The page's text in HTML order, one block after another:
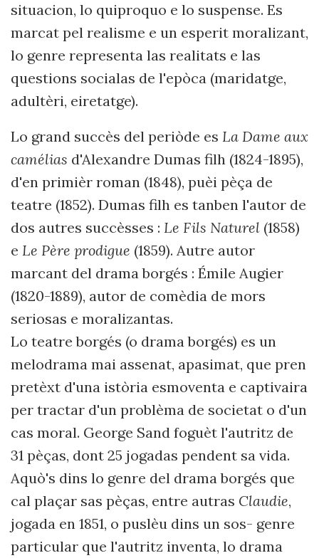
situacion, lo quiproquo e lo suspense. Es
marcat pel realisme e un esperit moralizant,
lo genre representa las realitats e las
questions socialas de l'epòca (maridatge,
adultèri, eiretatge).
Lo grand succès del periòde es La Dame aux
camélias d'Alexandre Dumas filh (1824-1895),
d'en primièr roman (1848), puèi pèça de
teatre (1852). Dumas filh es tanben l'autor de
dos autres succèsses : Le Fils Naturel (1858)
e Le Père prodigue (1859). Autre autor
marcant del drama borgés : Émile Augier
(1820-1889), autor de comèdia de mors
seriosas e moralizantas.
Lo teatre borgés (o drama borgés) es un
melodrama mai assenat, apasimat, que pren
pretèxt d'una istòria esmoventa e captivaira
per tractar d'un problèma de societat o d'un
cas moral. George Sand foguèt l'autritz de
31 pèças, dont 25 jogadas pendent sa vida.
Aquò's dins lo genre del drama borgés que
cal plaçar sas pèças, entre autras Claudie,
jogada en 1851, o puslèu dins un sos- genre
particular que l'autritz inventa, lo drama